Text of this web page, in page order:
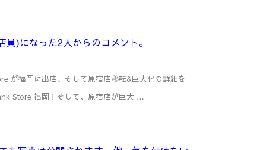
)になった2人からのコメント。
が福岡に出店、そして原宿店移転&巨大化の詳細を
Store 福岡！そして、原宿店が巨大 …